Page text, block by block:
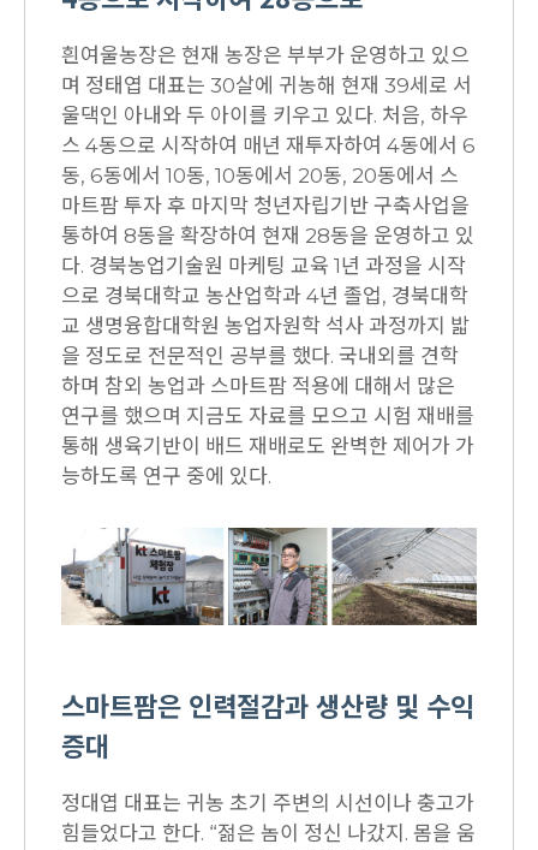
흰여울농장은 현재 농장은 부부가 운영하고 있으
며 정태엽 대표는 30살에 귀농해 현재 39세로 서
울댁인 아내와 두 아이를 키우고 있다. 처음, 하우
스 4동으로 시작하여 매년 재투자하여 4동에서 6
동, 6동에서 10동, 10동에서 20동, 20동에서 스
마트팜 투자 후 마지막 청년자립기반 구축사업을
통하여 8동을 확장하여 현재 28동을 운영하고 있
다. 경북농업기술원 마케팅 교육 1년 과정을 시작
으로 경북대학교 농산업학과 4년 졸업, 경북대학
교 생명융합대학원 농업자원학 석사 과정까지 밟
을 정도로 전문적인 공부를 했다. 국내외를 견학
하며 참외 농업과 스마트팜 적용에 대해서 많은
연구를 했으며 지금도 자료를 모으고 시험 재배를
통해 생육기반이 배드 재배로도 완벽한 제어가 가
능하도록 연구 중에 있다.
스마트팜은 인력절감과 생산량 및 수익
증대
정대엽 대표는 귀농 초기 주변의 시선이나 충고가
힘들었다고 한다. “젊은 놈이 정신 나갔지. 몸을 움